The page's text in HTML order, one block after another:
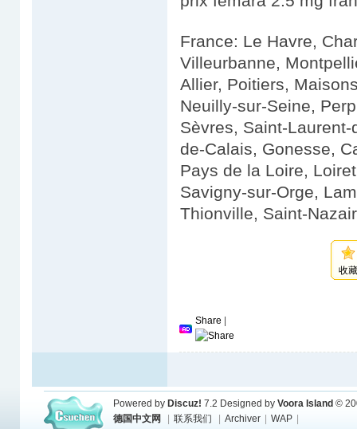
France: Le Havre,
Villeurbanne,
Allier, Poitiers,
Neuilly-sur-Seine,
Sèvres, Saint-
de-Calais, Gonesse,
Pays de la Loire,
Savigny-sur-Orge,
Thionville, Saint-
收
Share
Powered by Discuz! 7.2 Designed by Voora Island ©
德国中文网
联系我们 Archiver WAP